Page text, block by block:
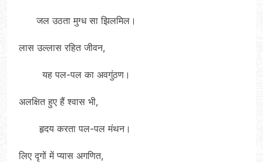
जल उठता मुग्ध सा झिलमिल।
लास उल्लास रहित जीवन,
यह पल-पल का अवगुंठण।
अलक्षित हुए हैं श्वास भी,
हृदय करता पल-पल मंथन।
लिए दृगों में प्यास अगणित,